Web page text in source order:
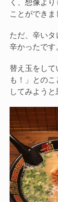
く、想像よ
ことができま
ただ、辛い
辛かったです
替え玉をし
も！」との
してみようと